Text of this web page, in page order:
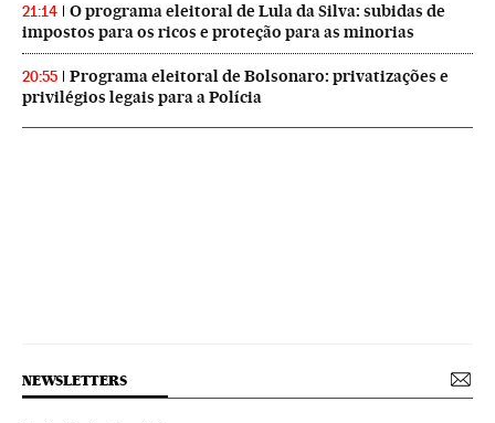
21:14
O programa eleitoral de Lula da Silva: subidas de
impostos para os ricos e proteção para as minorias
20:55
Programa eleitoral de Bolsonaro: privatizações e
privilégios legais para a Polícia
NEWSLETTERS